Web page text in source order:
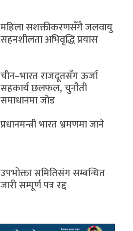
महिला सशक्तीकरणसँगै जलवायु
सहनशीलता अभिवृद्धि प्रयास
चीन–भारत राजदूतसँग ऊर्जा
सहकार्य छलफल, चुनौती
समाधानमा जोड
प्रधानमन्त्री भारत भ्रमणमा जाने
उपभोक्ता समितिसंग सम्बन्धित
जारी सम्पूर्ण पत्र रद्द